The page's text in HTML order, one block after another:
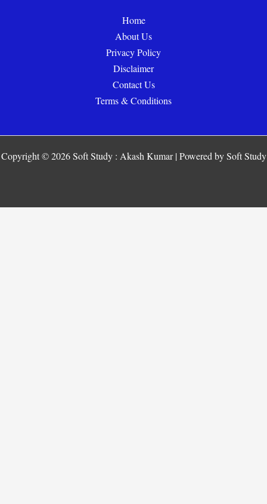
Home
About Us
Privacy Policy
Disclaimer
Contact Us
Terms & Conditions
Copyright © 2026 Soft Study : Akash Kumar | Powered by Soft Study